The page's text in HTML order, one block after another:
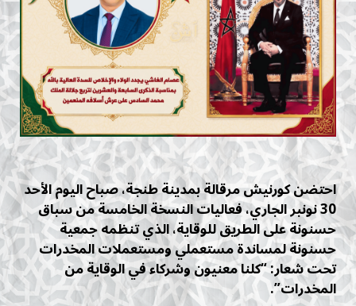
احتضن كورنيش مرقالة بمدينة طنجة، صباح اليوم الأحد
30 نونبر الجاري، فعاليات النسخة الخامسة من سباق
حسنونة على الطريق للوقاية، الذي تنظمه جمعية
حسنونة لمساندة مستعملي ومستعملات المخدرات
تحت شعار: “كلنا معنيون وشركاء في الوقاية من
المخدرات”.